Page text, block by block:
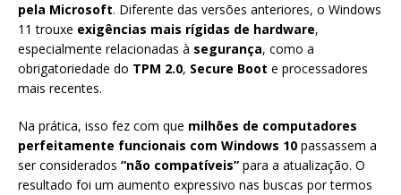
pela Microsoft. Diferente das versões anteriores, o Windows
11 trouxe exigências mais rígidas de hardware,
especialmente relacionadas à segurança, como a
obrigatoriedade do TPM 2.0, Secure Boot e processadores
mais recentes.
Na prática, isso fez com que milhões de computadores
perfeitamente funcionais com Windows 10 passassem a
ser considerados “não compatíveis” para a atualização. O
resultado foi um aumento expressivo nas buscas por termos